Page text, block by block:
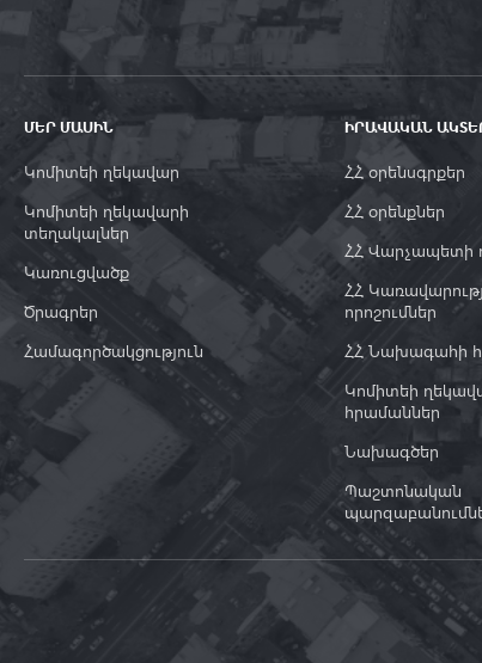
ՄԵՐ ՄԱՍԻՆ
Կոմիտեի ղեկավար
Կոմիտեի ղեկավարի
տեղակալներ
Կառուցվածք
Ծրագրեր
Համագործակցություն
ԻՐԱՎԱԿԱՆ
ՀՀ օրենսգրքեր
ՀՀ օրենքներ
ՀՀ Վարչապետի
ՀՀ
որոշումներ
ՀՀ Նախագահի
Կոմիտեի
հրամաններ
Նախագծեր
Պաշտոնական